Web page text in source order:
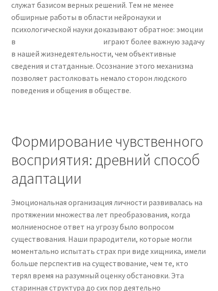
служат базисом верных решений. Тем не менее
обширные работы в области нейронауки и
психологической науки доказывают обратное: эмоции
в
играют более важную задачу
в нашей жизнедеятельности, чем объективные
сведения и статданные. Осознание этого механизма
позволяет растолковать немало сторон людского
поведения и общения в обществе.
Формирование чувственного
восприятия: древний способ
адаптации
Эмоциональная организация личности развивалась на
протяжении множества лет преобразования, когда
молниеносное ответ на угрозу было вопросом
существования. Наши прародители, которые могли
моментально испытать страх при виде хищника, имели
больше перспектив на существование, чем те, кто
терял время на разумный оценку обстановки. Эта
старинная структура до сих пор деятельно